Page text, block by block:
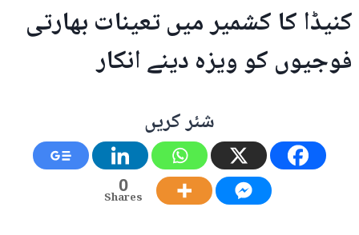
کنیڈا کا کشمیر میں تعینات بھارتی
فوجیوں کو ویزہ دینے انکار
شئر کریں
0
Shares